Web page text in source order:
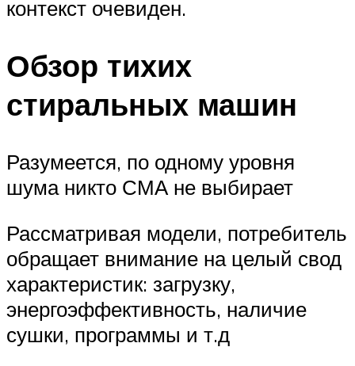
контекст очевиден.
Обзор тихих
стиральных машин
Разумеется, по одному уровня
шума никто СМА не выбирает
Рассматривая модели, потребитель
обращает внимание на целый свод
характеристик: загрузку,
энергоэффективность, наличие
сушки, программы и т.д